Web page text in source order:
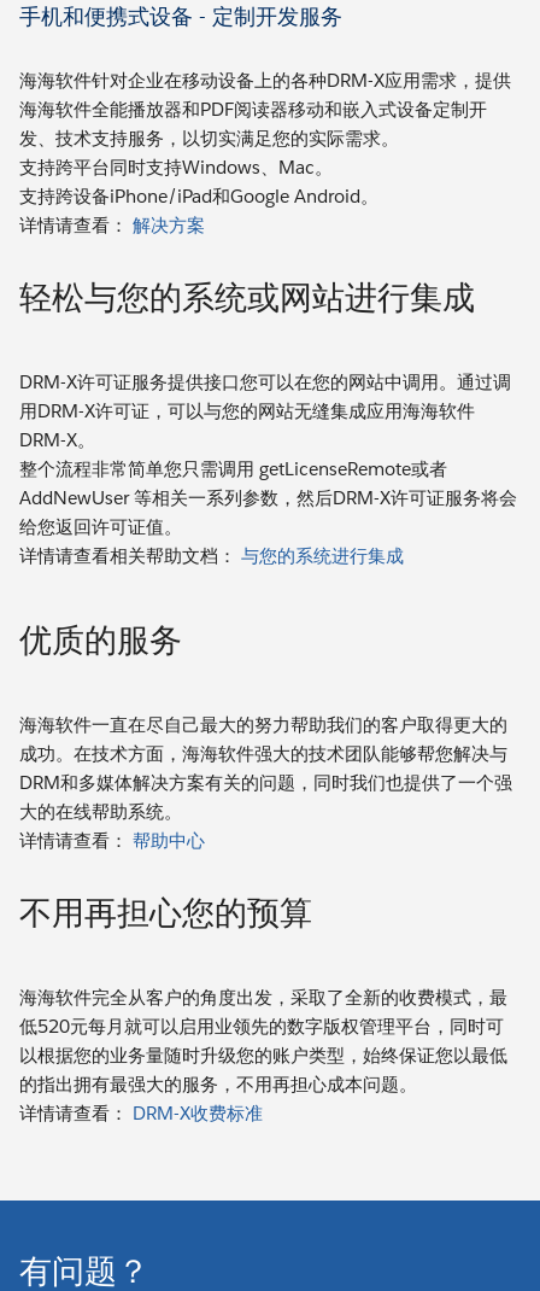
手机和便携式设备 - 定制开发服务
海海软件针对企业在移动设备上的各种DRM-X应用需求，提供
海海软件全能播放器和PDF阅读器移动和嵌入式设备定制开
发、技术支持服务，以切实满足您的实际需求。
支持跨平台同时支持Windows、Mac。
支持跨设备iPhone/iPad和Google Android。
详情请查看： 解决方案
轻松与您的系统或网站进行集成
DRM-X许可证服务提供接口您可以在您的网站中调用。通过调
用DRM-X许可证，可以与您的网站无缝集成应用海海软件
DRM-X。
整个流程非常简单您只需调用 getLicenseRemote或者
AddNewUser 等相关一系列参数，然后DRM-X许可证服务将会
给您返回许可证值。
详情请查看相关帮助文档： 与您的系统进行集成
优质的服务
海海软件一直在尽自己最大的努力帮助我们的客户取得更大的
成功。在技术方面，海海软件强大的技术团队能够帮您解决与
DRM和多媒体解决方案有关的问题，同时我们也提供了一个强
大的在线帮助系统。
详情请查看： 帮助中心
不用再担心您的预算
海海软件完全从客户的角度出发，采取了全新的收费模式，最
低520元每月就可以启用业领先的数字版权管理平台，同时可
以根据您的业务量随时升级您的账户类型，始终保证您以最低
的指出拥有最强大的服务，不用再担心成本问题。
详情请查看： DRM-X收费标准
有问题？